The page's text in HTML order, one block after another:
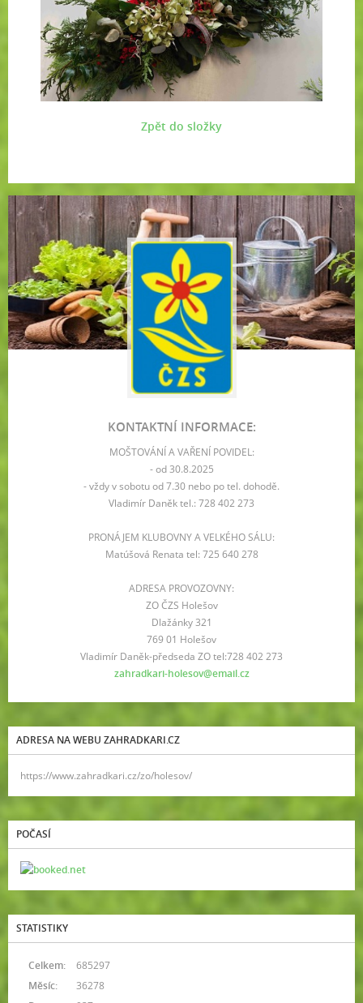
Zpět do složky
KONTAKTNÍ INFORMACE:
MOŠTOVÁNÍ A VAŘENÍ POVIDEL:
- od 30.8.2025
- vždy v sobotu od 7.30 nebo po tel. dohodě.
Vladimír Daněk tel.: 728 402 273
PRONÁJEM KLUBOVNY A VELKÉHO SÁLU:
Matúšová Renata tel: 725 640 278
ADRESA PROVOZOVNY:
ZO ČZS Holešov
Dlažánky 321
769 01 Holešov
Vladimír Daněk-předseda ZO tel:728 402 273
zahradkari-holesov@email.cz
ADRESA NA WEBU ZAHRADKARI.CZ
https://www.zahradkari.cz/zo/holesov/
POČASÍ
STATISTIKY
Celkem:
685297
Měsíc:
36278